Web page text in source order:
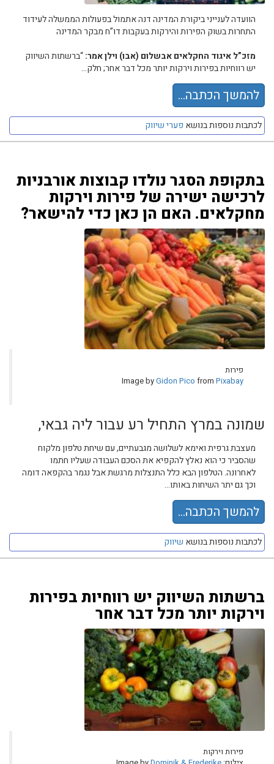
הוועדה לענייני ביקורת המדינה דנה אתמול בפעולות הממשלה לעידוד
התחרות בשוק הפירות והירקות בעקבות דו”ח מבקר המדינה
מזכ”ל איגוד החקלאים אבשלום (אבו) וילן אמר:“ברשתות השיווק
יש רווחיות בפירות וירקות יותר מכל דבר אחר; חלק...
להמשך הכתבה...
לכתבות נוספות בנושא פערי שיווק
בתקופת הסגר נולדו קבוצות אורבניות
לרכישה ישירה של פירות וירקות
מחקלאים. האם הן כאן כדי להישאר?
פירות
Image byGidon Pico from Pixabay
שמונה במרץ התחיל רע עבור ליה גבאי,
מעצבת גרפית ואימא לשלושה מגבעתיים, עם שיחת טלפון מלקוח
שהסביר כי הוא נאלץ להקפיא את הסכם העבודה שעליו חתמו
לאחרונה. הטלפון הבא כלל התנצלות מרגשת אבל נגמר בהקפאה דומה
וכך גם יתר השיחות באותו...
להמשך הכתבה...
לכתבות נוספות בנושא שיווק
ברשתות השיווק יש רווחיות בפירות
וירקות יותר מכל דבר אחר
פירות וירקות